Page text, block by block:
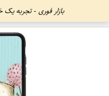
بازار فوری - تجربه